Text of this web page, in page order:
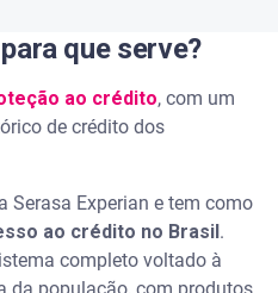
mesma empresa?
que serve?
ao crédito, com um
de crédito dos
Serasa Experian e tem como
ao crédito no Brasil .
completo voltado à